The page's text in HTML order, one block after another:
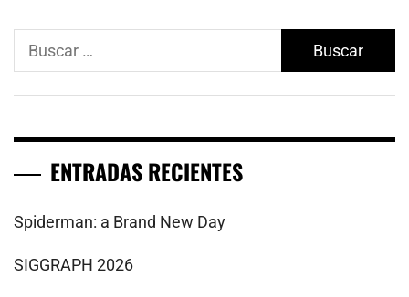
Buscar:
ENTRADAS RECIENTES
Spiderman: a Brand New Day
SIGGRAPH 2026